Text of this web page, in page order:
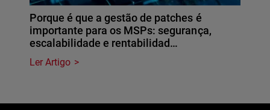
Porque é que a gestão de patches é
importante para os MSPs: segurança,
escalabilidade e rentabilidad…
Ler Artigo